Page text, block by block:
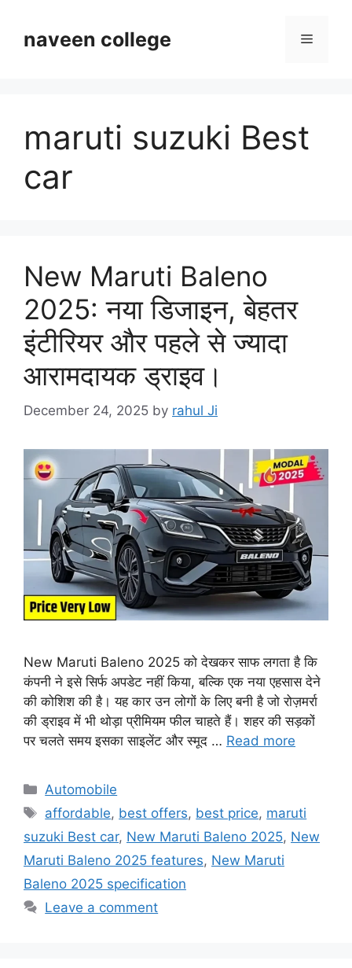
contentnaveen college Menu
maruti suzuki Best
car
New Maruti Baleno
2025: नया डिजाइन, बेहतर
इंटीरियर और पहले से ज्यादा
आरामदायक ड्राइव।
December 24, 2025 by rahul Ji
New Maruti Baleno 2025 को देखकर साफ लगता है कि
कंपनी ने इसे सिर्फ अपडेट नहीं किया, बल्कि एक नया एहसास देने
की कोशिश की है। यह कार उन लोगों के लिए बनी है जो रोज़मर्रा
की ड्राइव में भी थोड़ा प्रीमियम फील चाहते हैं। शहर की सड़कों
पर चलते समय इसका साइलेंट और स्मूद … Read more
Categories
Automobile
Tags
affordable, best offers, best price, maruti
suzuki Best car, New Maruti Baleno 2025, New
Maruti Baleno 2025 features, New Maruti
Baleno 2025 specification
Leave a comment